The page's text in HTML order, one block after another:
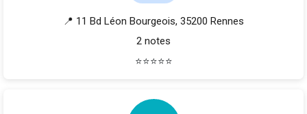
📍 11 Bd Léon Bourgeois, 35200 Rennes
2 notes
⭐⭐⭐⭐⭐